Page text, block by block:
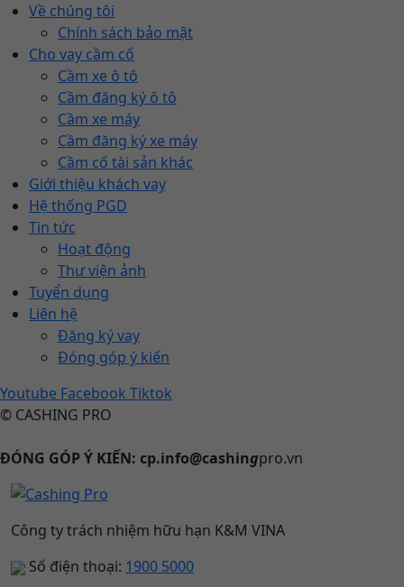
Về chúng tôi
Chính sách bảo mật
Cho vay cầm cố
Cầm xe ô tô
Cầm đăng ký ô tô
Cầm xe máy
Cầm đăng ký xe máy
Cầm cố tài sản khác
Giới thiệu khách vay
Hệ thống PGD
Tin tức
Hoạt động
Thư viện ảnh
Tuyển dụng
Liên hệ
Đăng ký vay
Đóng góp ý kiến
Youtube Facebook Tiktok
© CASHING PRO
ĐÓNG GÓP Ý KIẾN: cp.info@cashingpro.vn
Công ty trách nhiệm hữu hạn K&M VINA
Số điện thoại: 1900 5000